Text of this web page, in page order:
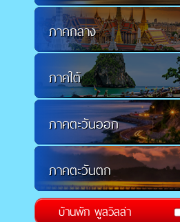
ภาคกลาง
ภาคใต้
ภาคตะวันออก
ภาคตะวันตก
บ้านพัก พูลวิลล่า